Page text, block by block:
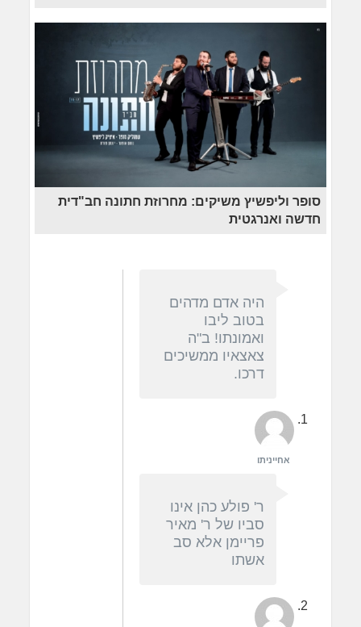
סופר וליפשיץ משיקים: מחרוזת חתונה חב"דית
חדשה ואנרגטית
היה אדם מדהים
בטוב ליבו
ואמונתו! ב"ה
צאצאיו ממשיכים
דרכו.
אחייניתו
ר' פולע כהן אינו
סביו של ר' מאיר
פריימן אלא סב
אשתו